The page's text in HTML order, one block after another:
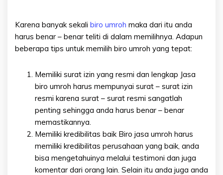
Karena banyak sekali biro umroh maka dari itu anda
harus benar – benar teliti di dalam memilihnya. Adapun
beberapa tips untuk memilih biro umroh yang tepat:
Memiliki surat izin yang resmi dan lengkap Jasa
biro umroh harus mempunyai surat – surat izin
resmi karena surat – surat resmi sangatlah
penting sehingga anda harus benar – benar
memastikannya.
Memiliki kredibilitas baik Biro jasa umroh harus
memiliki kredibilitas perusahaan yang baik, anda
bisa mengetahuinya melalui testimoni dan juga
komentar dari orang lain. Selain itu anda juga anda